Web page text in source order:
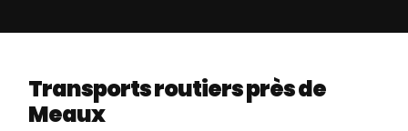
Transports routiers près de
Meaux